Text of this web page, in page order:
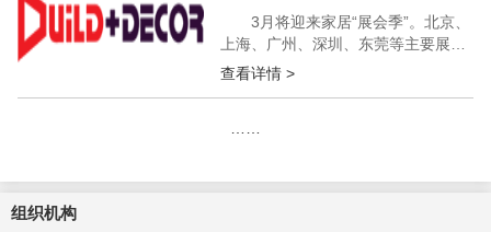
TATA新品宣传片让诸多参展者驻足观
看。那么，TATA通过何种方式...
3月将迎来家居“展会季”。北京、
上海、广州、深圳、东莞等主要展会
主办地，家博会、建博会、家具展、
是服务员比顾客多、针对经销商的展
查看详情 >
组织机构